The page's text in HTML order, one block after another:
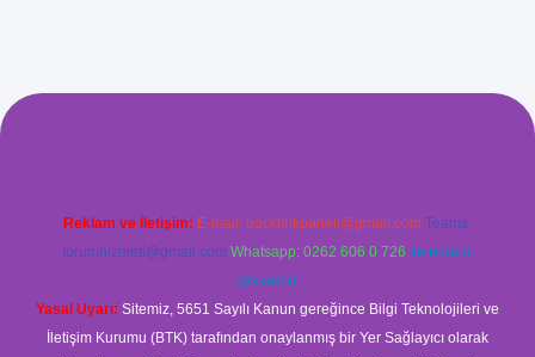
Reklam ve İletişim: E-mail: backlinkpaneli@gmail.com Teams:
forumhizmeti@gmail.com Whatsapp: 0262 606 0 726 Telegram:
@karabul
Yasal Uyarı: Sitemiz, 5651 Sayılı Kanun gereğince Bilgi Teknolojileri ve
İletişim Kurumu (BTK) tarafından onaylanmış bir Yer Sağlayıcı olarak